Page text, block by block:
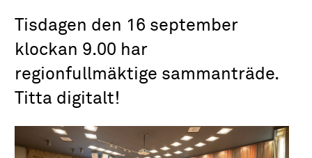
Tisdagen den 16 september
klockan 9.00 har
regionfullmäktige sammanträde.
Titta digitalt!